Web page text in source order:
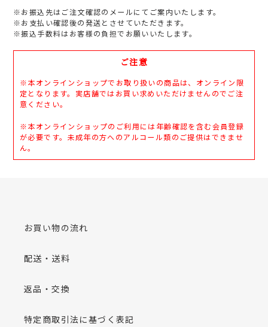
※お振込先はご注文確認のメールにてご案内いたします。
※お支払い確認後の発送とさせていただきます。
※振込手数料はお客様の負担でお願いいたします。
ご注意
※本オンラインショップでお取り扱いの商品は、オンライン限
定となります。実店舗ではお買い求めいただけませんのでご注
意ください。
※本オンラインショップのご利用には年齢確認を含む会員登録
が必要です。未成年の方へのアルコール類のご提供はできませ
ん。
お買い物の流れ
配送・送料
返品・交換
特定商取引法に基づく表記